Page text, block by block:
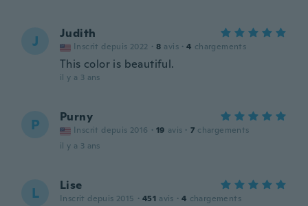
J Judith
Inscrit depuis 2022 · 8 avis · 4 chargements
This color is beautiful.
il y a 3 ans
P Purny
Inscrit depuis 2016 · 19 avis · 7 chargements
il y a 3 ans
L Lise
Inscrit depuis 2015 · 451 avis · 4 chargements